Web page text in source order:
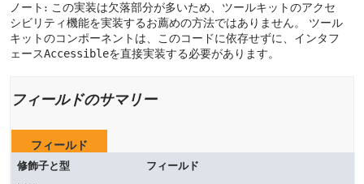
ノート: この実装は欠落部分が多いため、ツールキットのアクセ
シビリティ機能を実装するお薦めの方法ではありません。
ツール
キットのコンポーネントは、このコードに依存せずに、インタフ
ェースAccessibleを直接実装する必要があります。
フィールドのサマリー
フィールド
修飾子と型
フィールド